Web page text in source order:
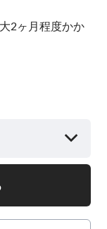
2ヶ月程度かか